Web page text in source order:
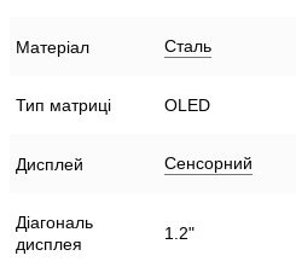
Матеріал Сталь
Тип матриці OLED
Дисплей Сенсорний
Діагональ
дисплея
1.2"